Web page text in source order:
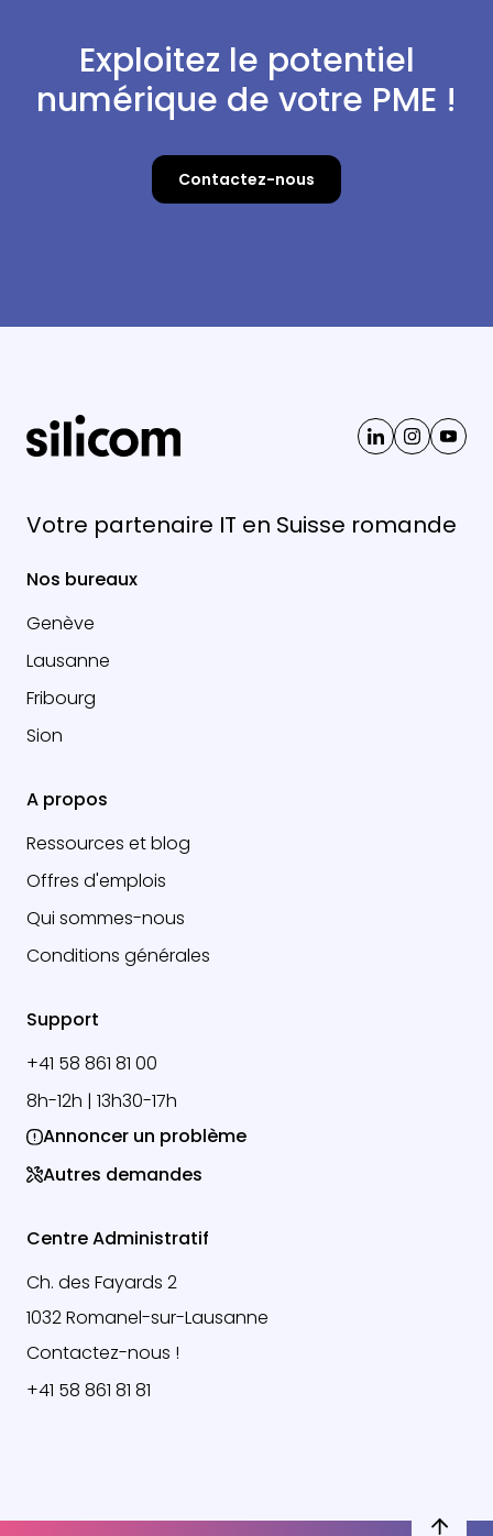
Exploitez le potentiel
numérique de votre PME !
Contactez-nous
Votre partenaire IT en Suisse romande
Nos bureaux
Genève
Lausanne
Fribourg
Sion
A propos
Ressources et blog
Offres d'emplois
Qui sommes-nous
Conditions générales
Support
+41 58 861 81 00
8h-12h | 13h30-17h
Annoncer un problème
Autres demandes
Centre Administratif
Ch. des Fayards 2
1032 Romanel-sur-Lausanne
Contactez-nous !
+41 58 861 81 81